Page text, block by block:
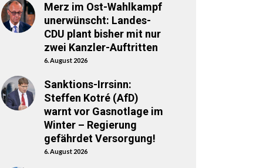
Merz im Ost-Wahlkampf
unerwünscht: Landes-
CDU plant bisher mit nur
zwei Kanzler-Auftritten
6. August 2026
Sanktions-Irrsinn:
Steffen Kotré (AfD)
warnt vor Gasnotlage im
Winter – Regierung
gefährdet Versorgung!
6. August 2026